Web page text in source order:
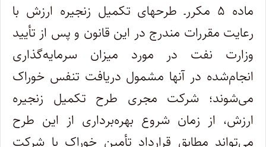
ماده ۵ مکررـ طرحهای تکمیل زنجیره ارزش با
رعایت مقررات مندرج در این قانون و پس از تأیید
وزارت نفت در مورد میزان سرمایه‌گذاری
انجام‌شده در آنها مشمول دریافت تنفس خوراک
می‌شوند؛ شرکت مجری طرح تکمیل زنجیره
ارزش، از زمان شروع بهره‌برداری از این طرح
می‌تواند مطابق قرارداد تأمین خوراک با شرکت